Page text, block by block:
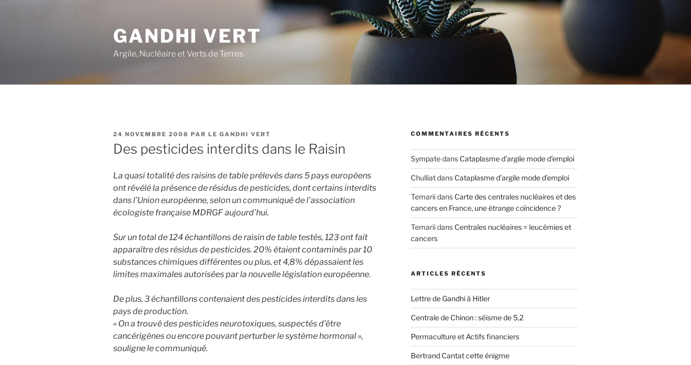
GANDHI VERT
Argile, Nucléaire et Verts de Terres
PUBLIÉ
LE
24 NOVEMBRE 2008 PAR LE GANDHI VERT
Des pesticides interdits dans le Raisin
La quasi totalité des raisins de table prélevés dans 5 pays européens
ont révélé la présence de résidus de pesticides, dont certains interdits
dans l’Union européenne, selon un communiqué de l’association
écologiste française MDRGF aujourd’hui.
Sur un total de 124 échantillons de raisin de table testés, 123 ont fait
apparaître des résidus de pesticides. 20% étaient contaminés par 10
substances chimiques différentes ou plus, et 4,8% dépassaient les
limites maximales autorisées par la nouvelle législation européenne.
De plus, 3 échantillons contenaient des pesticides interdits dans les
pays de production.
« On a trouvé des pesticides neurotoxiques, suspectés d’être
cancérigènes ou encore pouvant perturber le système hormonal »,
souligne le communiqué.
COMMENTAIRES RÉCENTS
Sympatedans Cataplasme d’argile mode d’emploi
Chulliatdans Cataplasme d’argile mode d’emploi
Temariidans Carte des centrales nucléaires et des
cancers en France, une étrange coïncidence ?
Temariidans Centrales nucléaires = leucémies et
cancers
ARTICLES RÉCENTS
Lettre de Gandhi à Hitler
Centrale de Chinon : séisme de 5,2
Permaculture et Actifs financiers
Bertrand Cantat cette énigme